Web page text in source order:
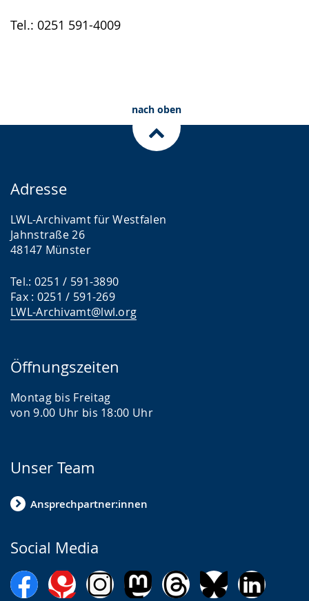
Tel.: 0251 591-4009
nach oben
Adresse
LWL-Archivamt für Westfalen
Jahnstraße 26
48147 Münster
Tel.: 0251 / 591-3890
Fax : 0251 / 591-269
LWL-Archivamt@lwl.org
Öffnungszeiten
Montag bis Freitag
von 9.00 Uhr bis 18:00 Uhr
Unser Team
Ansprechpartner:innen
Social Media